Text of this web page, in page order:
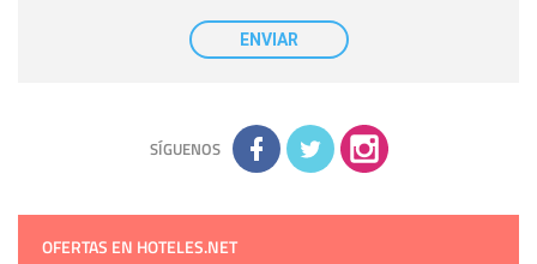
con carácter general, sólo el personal de
nuestra entidad que esté debidamente autorizado podrá
tener conocimiento de la información que le pedimos. No se
comunicarán datos a terceros.
adicional y detallada sobre cómo tratamos sus datos en la
política de privacidad
ENVIAR
SÍGUENOS
OFERTAS EN HOTELES.NET